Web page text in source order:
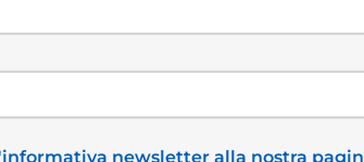
newsletter alla nostra